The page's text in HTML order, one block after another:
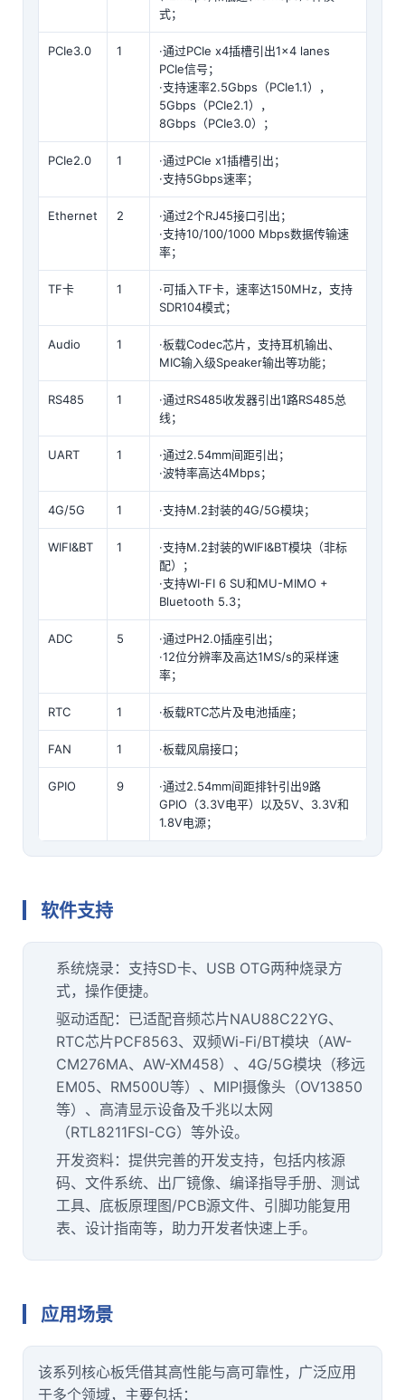
式；
PCIe3.0 1
·通过PCIe x4插槽引出1×4 lanes
PCIe信号；
·支持速率2.5Gbps（PCIe1.1），
5Gbps（PCIe2.1），
8Gbps（PCIe3.0）；
PCIe2.0 1
·通过PCIe x1插槽引出；
·支持5Gbps速率；
Ethernet 2
·通过2个RJ45接口引出；
·支持10/100/1000 Mbps数据传输速
率；
TF卡 1
·可插入TF卡，速率达150MHz，支持
SDR104模式；
Audio 1 ·板载Codec芯片，支持耳机输出、
MIC输入级Speaker输出等功能；
RS485 1
·通过RS485收发器引出1路RS485总
线；
UART 1
·通过2.54mm间距引出；
·波特率高达4Mbps；
4G/5G 1 ·支持M.2封装的4G/5G模块；
WIFI&BT 1
·支持M.2封装的WIFI&BT模块（非标
配）；
·支持WI-FI 6 SU和MU-MIMO +
Bluetooth 5.3；
ADC 5
·通过PH2.0插座引出；
·12位分辨率及高达1MS/s的采样速
率；
RTC 1 ·板载RTC芯片及电池插座；
FAN 1 ·板载风扇接口；
GPIO 9
·通过2.54mm间距排针引出9路
GPIO（3.3V电平）以及5V、3.3V和
1.8V电源；
软件支持
系统烧录：支持SD卡、USB OTG两种烧录方
式，操作便捷。
驱动适配：已适配音频芯片NAU88C22YG、
RTC芯片PCF8563、双频Wi-Fi/BT模块（AW-
CM276MA、AW-XM458）、4G/5G模块（移远
EM05、RM500U等）、MIPI摄像头（OV13850
等）、高清显示设备及千兆以太网
（RTL8211FSI-CG）等外设。
开发资料：提供完善的开发支持，包括内核源
码、文件系统、出厂镜像、编译指导手册、测试
工具、底板原理图/PCB源文件、引脚功能复用
表、设计指南等，助力开发者快速上手。
应用场景
该系列核心板凭借其高性能与高可靠性，广泛应用
于多个领域，主要包括：